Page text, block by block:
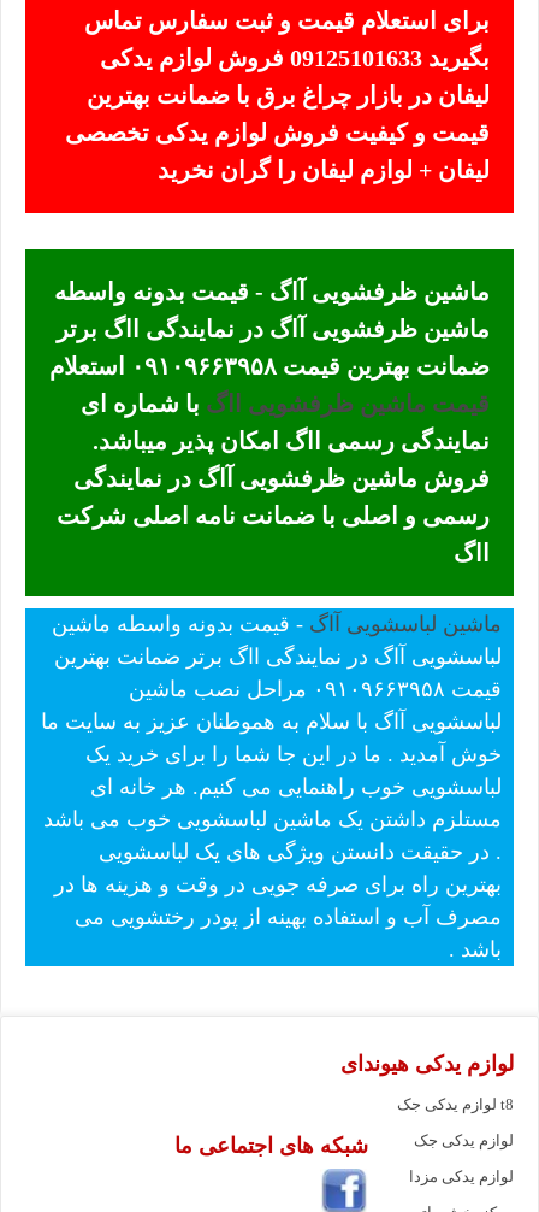
برای استعلام قیمت و ثبت سفارس تماس
بگیرید 09125101633 فروش لوازم یدکی
لیفان در بازار چراغ برق با ضمانت بهترین
قیمت و کیفیت فروش لوازم یدکی تخصصی
لیفان + لوازم لیفان را گران نخرید
ماشین ظرفشویی آاگ - قیمت بدونه واسطه
ماشین ظرفشویی آاگ در نمایندگی ااگ برتر
ضمانت بهترین قیمت ۰۹۱۰۹۶۶۳۹۵۸ استعلام
قیمت ماشین ظرفشویی ااگ با شماره ای
نمایندگی رسمی ااگ امکان پذیر میباشد.
فروش ماشین ظرفشویی آاگ در نمایندگی
رسمی و اصلی با ضمانت نامه اصلی شرکت
ااگ
ماشین لباسشویی آاگ - قیمت بدونه واسطه ماشین
لباسشویی آاگ در نمایندگی ااگ برتر ضمانت بهترین
قیمت ۰۹۱۰۹۶۶۳۹۵۸ مراحل نصب ماشین
لباسشویی آاگ با سلام به هموطنان عزیز به سایت ما
خوش آمدید . ما در این جا شما را برای خرید یک
لباسشویی خوب راهنمایی می کنیم. هر خانه ای
مستلزم داشتن یک ماشین لباسشویی خوب می باشد
. در حقیقت دانستن ویژگی های یک لباسشویی
بهترین راه برای صرفه جویی در وقت و هزینه ها در
مصرف آب و استفاده بهینه از پودر رختشویی می
باشد .
لوازم یدکی هیوندای
لوازم یدکی جک t8
لوازم یدکی جک
لوازم یدکی مزدا
شبکه های اجتماعی ما